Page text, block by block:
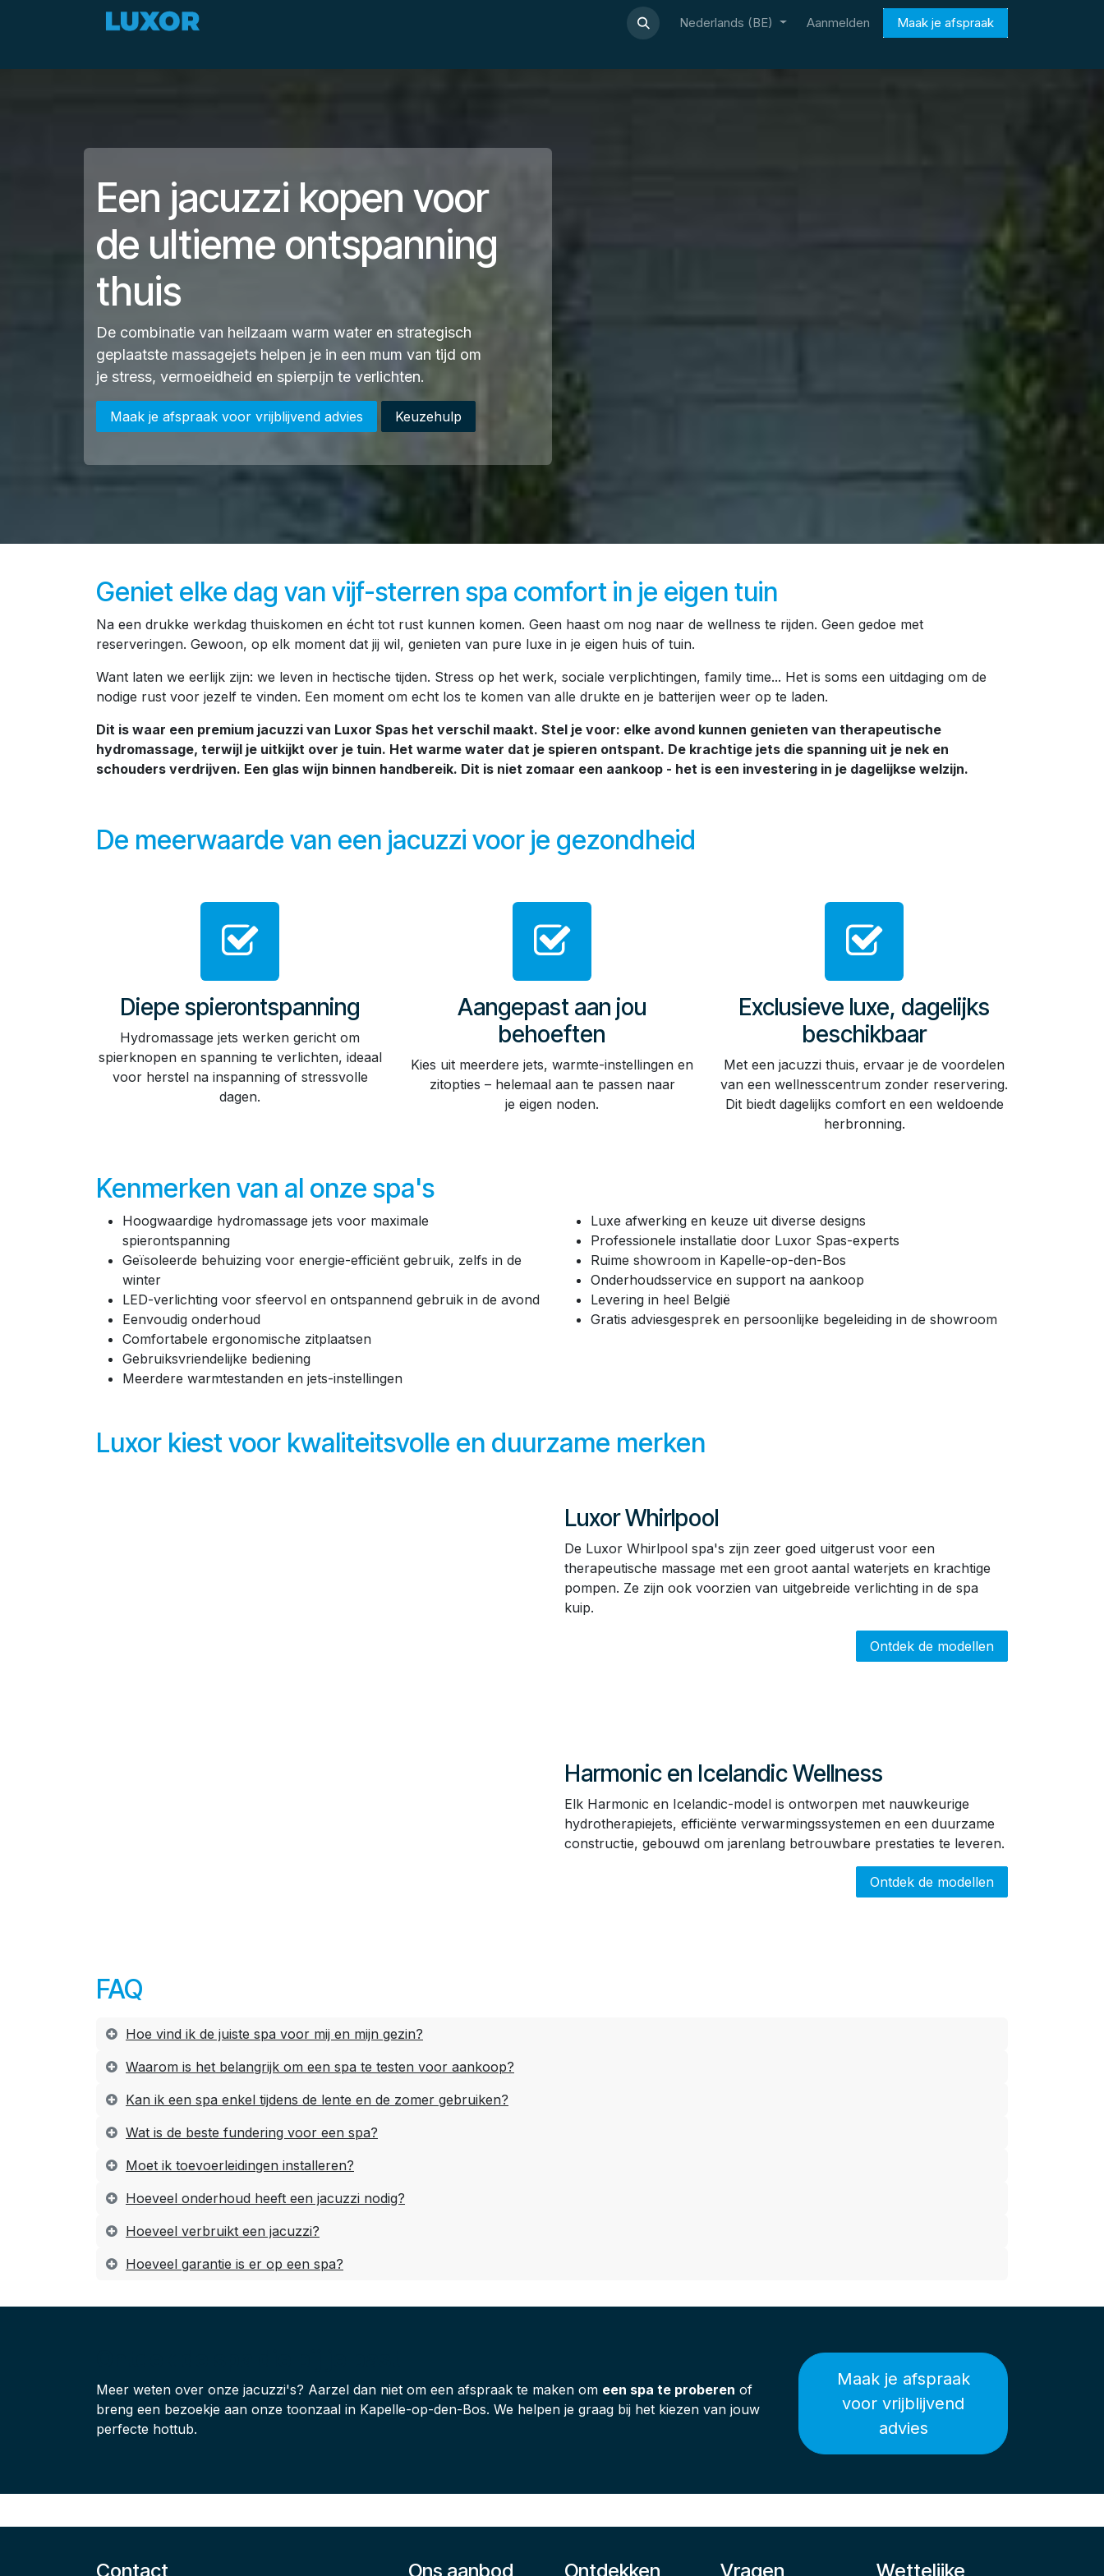
Overslaan naar inhoud
Contact Nederlands (BE) Aanmelden Maak je afspraak
Een jacuzzi kopen voor
de ultieme ontspanning
thuis
De combinatie van heilzaam warm water en strategisch
geplaatste massagejets helpen je in een mum van tijd om
je stress, vermoeidheid en spierpijn te verlichten.
Maak je afspraak voor vrijblijvend advies Keuzehulp
Geniet elke dag van vijf-sterren spa comfort in je eigen tuin
Na een drukke werkdag thuiskomen en écht tot rust kunnen komen. Geen haast om nog naar de wellness te rijden. Geen gedoe met
reserveringen. Gewoon, op elk moment dat jij wil, genieten van pure luxe in je eigen huis of tuin.
Want laten we eerlijk zijn: we leven in hectische tijden. Stress op het werk, sociale verplichtingen, family time... Het is soms een uitdaging om de
nodige rust voor jezelf te vinden. Een moment om echt los te komen van alle drukte en je batterijen weer op te laden.
Dit is waar een premium jacuzzi van Luxor Spas het verschil maakt. Stel je voor: elke avond kunnen genieten van therapeutische
hydromassage, terwijl je uitkijkt over je tuin. Het warme water dat je spieren ontspant. De krachtige jets die spanning uit je nek en
schouders verdrijven. Een glas wijn binnen handbereik. Dit is niet zomaar een aankoop - het is een investering in je dagelijkse welzijn.
De meerwaarde van een jacuzzi voor je gezondheid
Diepe spierontspanning
Hydromassage jets werken gericht om
spierknopen en spanning te verlichten, ideaal
voor herstel na inspanning of stressvolle
dagen.
Aangepast aan jou
behoeften
Kies uit meerdere jets, warmte-instellingen en
zitopties – helemaal aan te passen naar
je eigen noden.
Exclusieve luxe, dagelijks
beschikbaar
Met een jacuzzi thuis, ervaar je de voordelen
van een wellnesscentrum zonder reservering.
Dit biedt dagelijks comfort en een weldoende
herbronning.
Kenmerken van al onze spa's
Hoogwaardige hydromassage jets voor maximale
spierontspanning
Geïsoleerde behuizing voor energie-efficiënt gebruik, zelfs in de
winter
LED-verlichting voor sfeervol en ontspannend gebruik in de avond
Eenvoudig onderhoud
Comfortabele ergonomische zitplaatsen
Gebruiksvriendelijke bediening
Meerdere warmtestanden en jets-instellingen
Luxe afwerking en keuze uit diverse designs
Professionele installatie door Luxor Spas-experts
Ruime showroom in Kapelle-op-den-Bos
Onderhoudsservice en support na aankoop
Levering in heel België
Gratis adviesgesprek en persoonlijke begeleiding in de showroom
Luxor kiest voor kwaliteitsvolle en duurzame merken
Luxor Whirlpool
De Luxor Whirlpool spa's zijn zeer goed uitgerust voor een
therapeutische massage met een groot aantal waterjets en krachtige
pompen. Ze zijn ook voorzien van uitgebreide verlichting in de spa
kuip.
Ontdek de modellen
Harmonic en Icelandic Wellness
Elk Harmonic en Icelandic-model is ontworpen met nauwkeurige
hydrotherapiejets, efficiënte verwarmingssystemen en een duurzame
constructie, gebouwd om jarenlang betrouwbare prestaties te leveren.
Ontdek de modellen
FAQ
Hoe vind ik de juiste spa voor mij en mijn gezin?
Waarom is het belangrijk om een spa te testen voor aankoop?
Kan ik een spa enkel tijdens de lente en de zomer gebruiken?
Wat is de beste fundering voor een spa?
Moet ik toevoerleidingen installeren?
Hoeveel onderhoud heeft een jacuzzi nodig?
Hoeveel verbruikt een jacuzzi?
Hoeveel garantie is er op een spa?
Meer weten over onze jacuzzi's? Aarzel dan niet om een afspraak te maken om een spa te proberen of
breng een bezoekje aan onze toonzaal in Kapelle-op-den-Bos. We helpen je graag bij het kiezen van jouw
perfecte hottub.
Maak je afspraak
voor vrijblijvend
advies
Contact Ons aanbod Ontdekken Vragen Wettelijke